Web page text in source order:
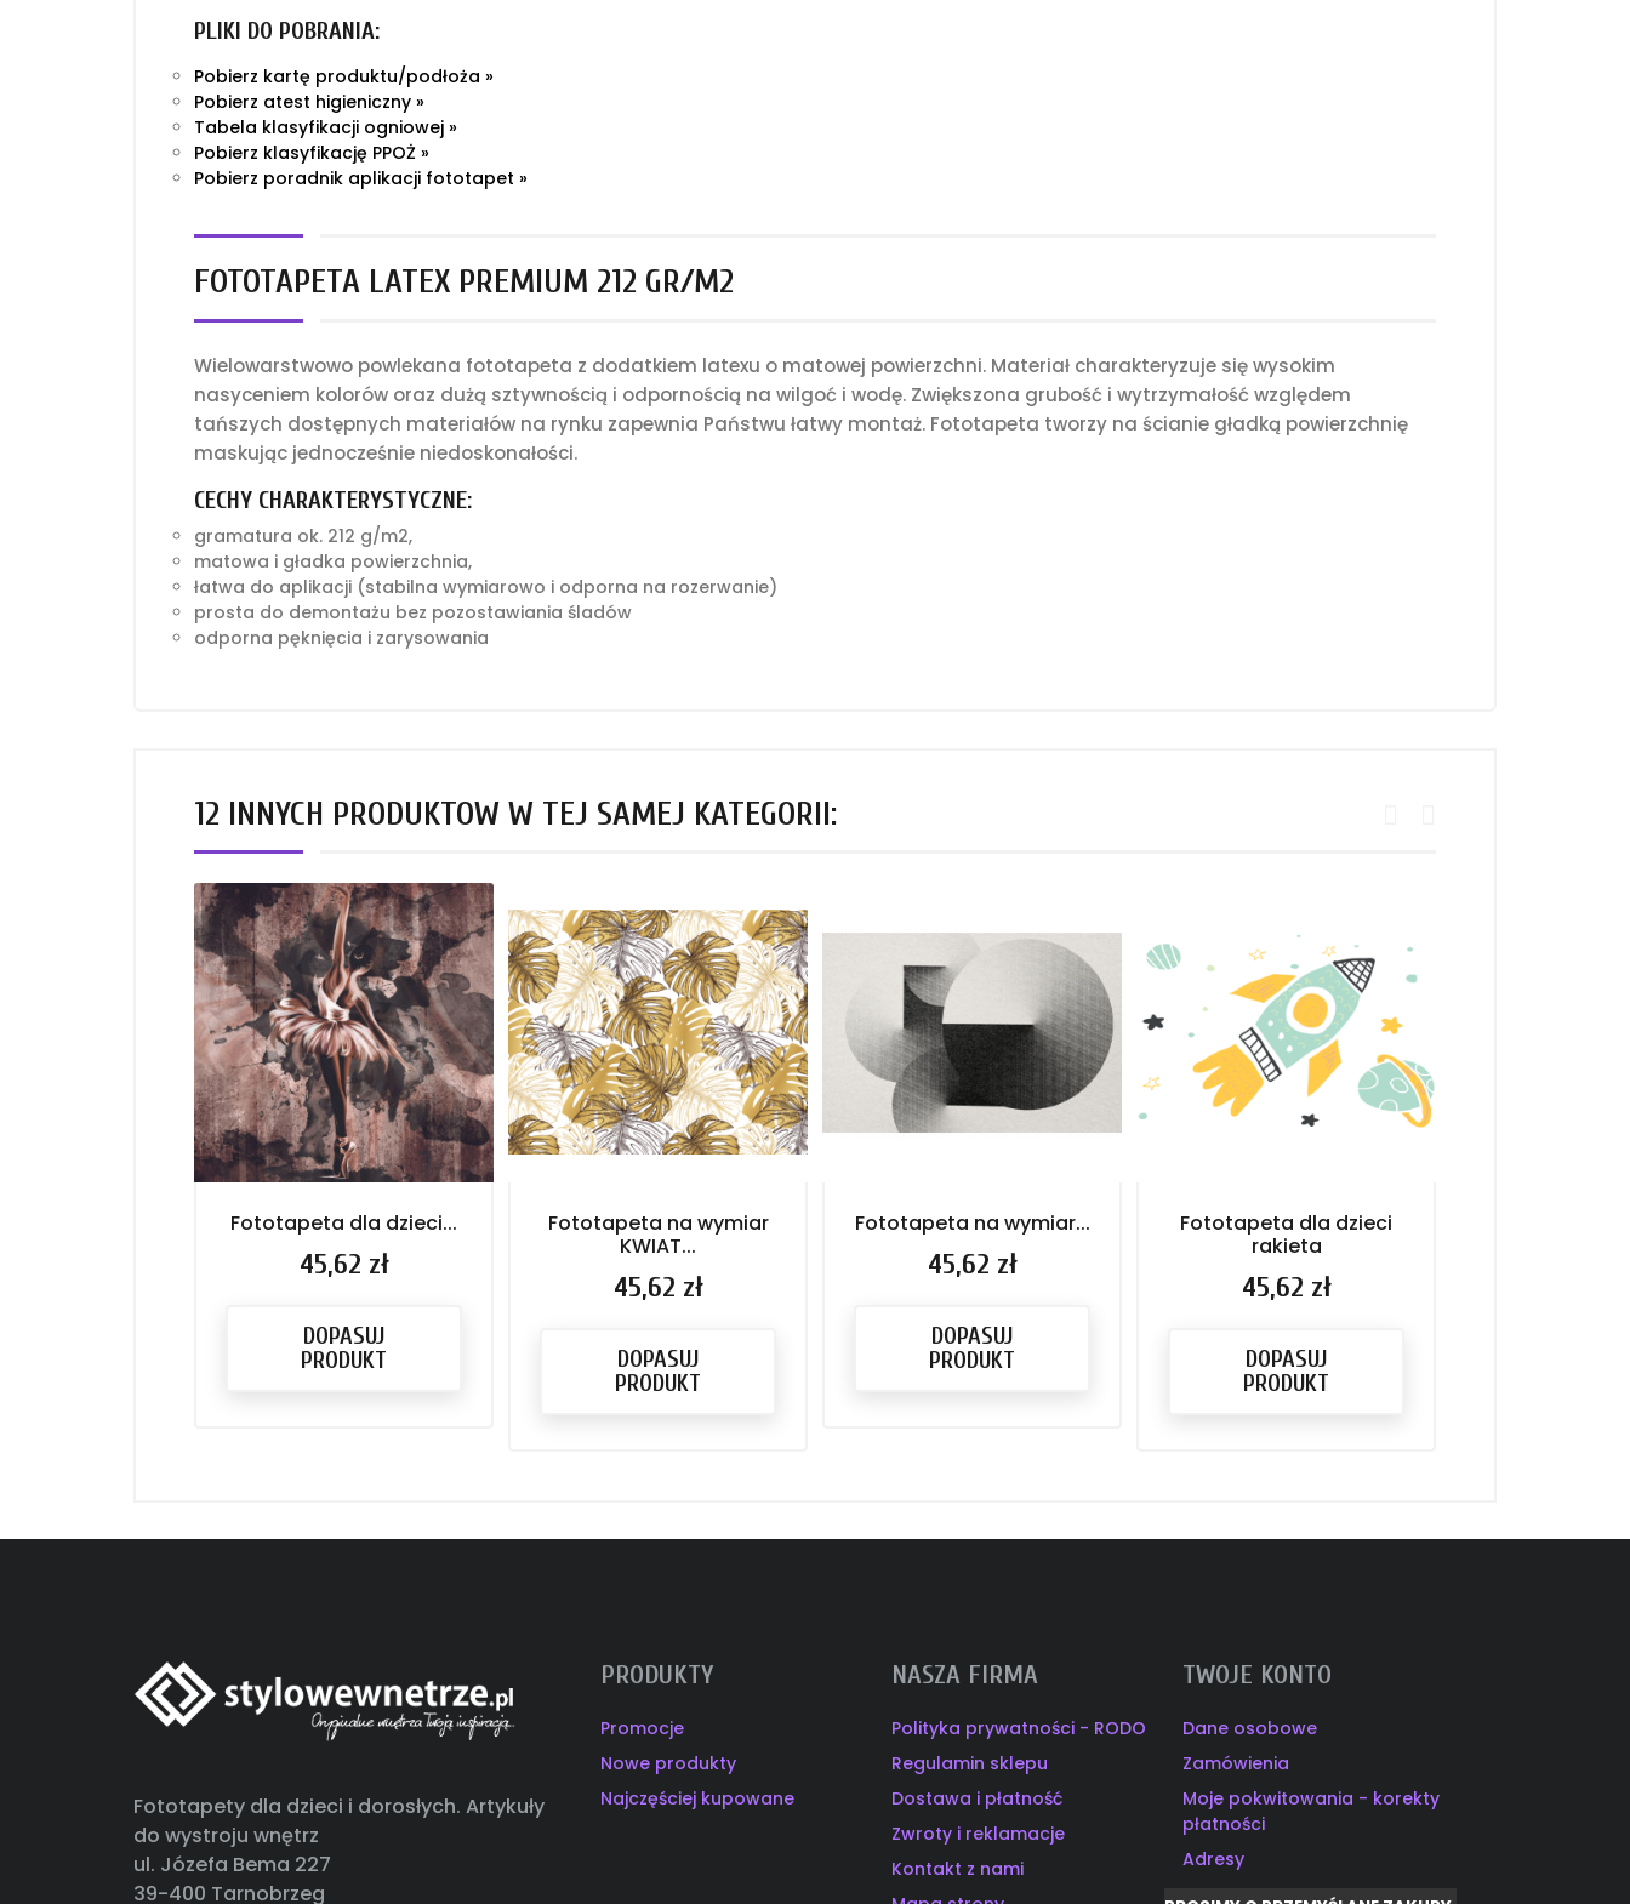
PLIKI DO POBRANIA:
Pobierz kartę produktu/podłoża »
Pobierz atest higieniczny »
Tabela klasyfikacji ogniowej »
Pobierz klasyfikację PPOŻ »
Pobierz poradnik aplikacji fototapet »
FOTOTAPETA LATEX PREMIUM 212 GR/M2
Wielowarstwowo powlekana fototapeta z dodatkiem latexu o matowej powierzchni. Materiał charakteryzuje się wysokim
nasyceniem kolorów oraz dużą sztywnością i odpornością na wilgoć i wodę. Zwiększona grubość i wytrzymałość względem
tańszych dostępnych materiałów na rynku zapewnia Państwu łatwy montaż. Fototapeta tworzy na ścianie gładką powierzchnię
maskując jednocześnie niedoskonałości.
CECHY CHARAKTERYSTYCZNE:
gramatura ok. 212 g/m2,
matowa i gładka powierzchnia,
łatwa do aplikacji (stabilna wymiarowo i odporna na rozerwanie)
prosta do demontażu bez pozostawiania śladów
odporna pęknięcia i zarysowania
12 INNYCH PRODUKTÓW W TEJ SAMEJ KATEGORII:
Fototapeta dla dzieci...
Cena
45,62 zł
DOPASUJ
PRODUKT
Fototapeta na wymiar
KWIAT...
Cena
45,62 zł
DOPASUJ
PRODUKT
Fototapeta na wymiar...
Cena
45,62 zł
DOPASUJ
PRODUKT
Fototapeta dla dzieci
rakieta
Cena
45,62 zł
DOPASUJ
PRODUKT
Fototapety dla dzieci i dorosłych. Artykuły
do wystroju wnętrz
ul. Józefa Bema 227
39-400 Tarnobrzeg
PRODUKTY
Promocje
Nowe produkty
Najczęściej kupowane
NASZA FIRMA
Polityka prywatności - RODO
Regulamin sklepu
Dostawa i płatność
Zwroty i reklamacje
Kontakt z nami
TWOJE KONTO
Dane osobowe
Zamówienia
Moje pokwitowania - korekty
płatności
Adresy